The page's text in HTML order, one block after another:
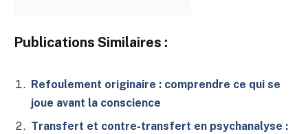
Publications Similaires :
Refoulement originaire : comprendre ce qui se
joue avant la conscience
Transfert et contre-transfert en psychanalyse :